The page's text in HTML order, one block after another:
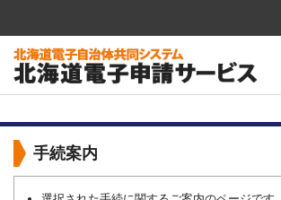
初めて利用する方へ
手続案内